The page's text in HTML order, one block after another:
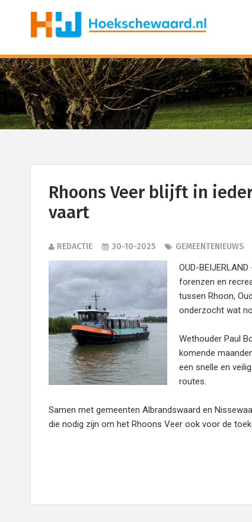
Rhoons Veer blijft in
vaart
REDACTIE 30-10-2025 GEMEENTENIEUWS
OUD-
forenzen en
tussen Rhoon,
onderzocht wat
Wethouder Paul
komende
een snelle en
routes.
Samen met gemeenten Albrandswaard en
die nodig zijn om het Rhoons Veer ook voor de